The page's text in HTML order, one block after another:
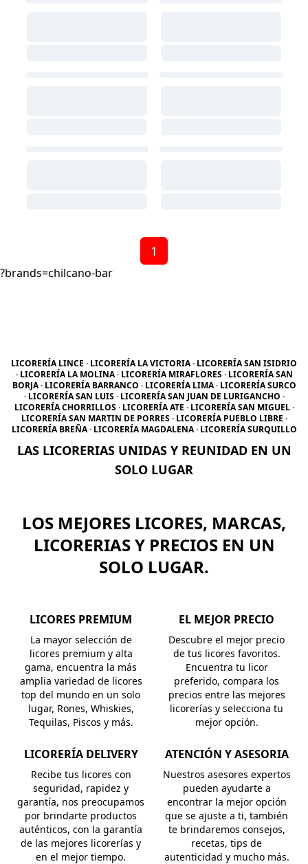
1
?brands=chilcano-bar
LICORERÍA LINCE · LICORERÍA LA VICTORIA · LICORERÍA SAN ISIDRIO
· LICORERÍA LA MOLINA · LICORERÍA MIRAFLORES · LICORERÍA SAN
BORJA · LICORERÍA BARRANCO · LICORERÍA LIMA · LICORERÍA SURCO
· LICORERÍA SAN LUIS · LICORERÍA SAN JUAN DE LURIGANCHO ·
LICORERÍA CHORRILLOS · LICORERÍA ATE · LICORERÍA SAN MIGUEL ·
LICORERÍA SAN MARTIN DE PORRES · LICORERÍA PUEBLO LIBRE ·
LICORERÍA BREÑA · LICORERÍA MAGDALENA · LICORERÍA SURQUILLO
LAS LICORERIAS UNIDAS Y REUNIDAD EN UN
SOLO LUGAR
LOS MEJORES LICORES, MARCAS,
LICORERIAS Y PRECIOS EN UN
SOLO LUGAR.
LICORES PREMIUM
La mayor selección de
licores premium y alta
gama, encuentra la más
amplia variedad de licores
top del mundo en un solo
lugar, Rones, Whiskies,
Tequilas, Piscos y más.
EL MEJOR PRECIO
Descubre el mejor precio
de tus licores favoritos.
Encuentra tu licor
preferido, compara los
precios entre las mejores
licorerías y selecciona tu
mejor opción.
LICORERÍA DELIVERY
Recibe tus licores con
seguridad, rapidez y
garantía, nos preocupamos
por brindarte productos
auténticos, con la garantía
de las mejores licorerías y
en el mejor tiempo.
ATENCIÓN Y ASESORIA
Nuestros asesores expertos
pueden ayudarte a
encontrar la mejor opción
que se ajuste a ti, también
te brindaremos consejos,
recetas, tips de
autenticidad y mucho más.